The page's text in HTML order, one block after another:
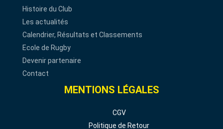
Histoire du Club
Les actualités
Calendrier, Résultats et Classements
Ecole de Rugby
Devenir partenaire
Contact
MENTIONS LÉGALES
CGV
Politique de Retour